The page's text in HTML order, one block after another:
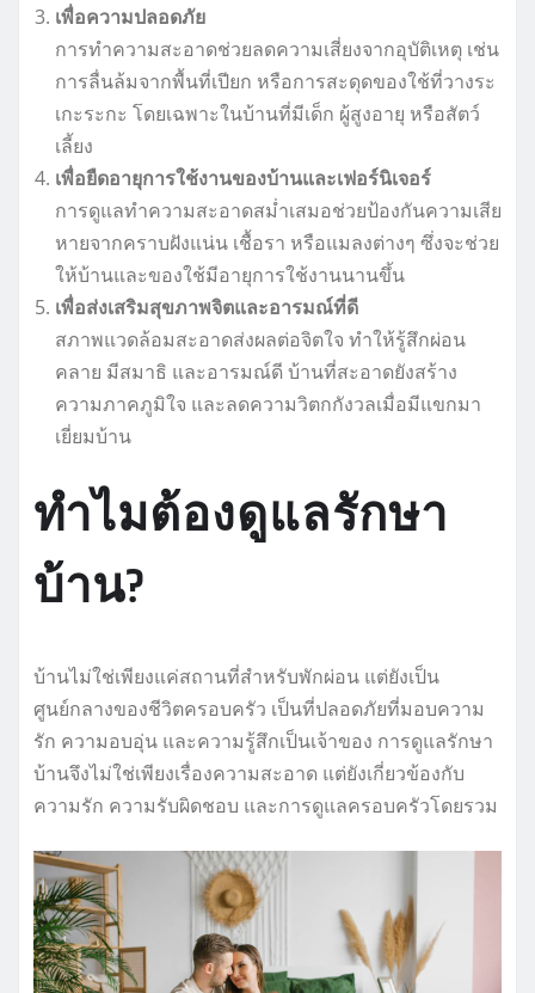
เพื่อความปลอดภัย
การทำความสะอาดช่วยลดความเสี่ยงจากอุบัติเหตุ เช่น
การลื่นล้มจากพื้นที่เปียก หรือการสะดุดของใช้ที่วางระ
เกะระกะ โดยเฉพาะในบ้านที่มีเด็ก ผู้สูงอายุ หรือสัตว์
เลี้ยง
เพื่อยืดอายุการใช้งานของบ้านและเฟอร์นิเจอร์
การดูแลทำความสะอาดสม่ำเสมอช่วยป้องกันความเสีย
หายจากคราบฝังแน่น เชื้อรา หรือแมลงต่างๆ ซึ่งจะช่วย
ให้บ้านและของใช้มีอายุการใช้งานนานขึ้น
เพื่อส่งเสริมสุขภาพจิตและอารมณ์ที่ดี
สภาพแวดล้อมสะอาดส่งผลต่อจิตใจ ทำให้รู้สึกผ่อน
คลาย มีสมาธิ และอารมณ์ดี บ้านที่สะอาดยังสร้าง
ความภาคภูมิใจ และลดความวิตกกังวลเมื่อมีแขกมา
เยี่ยมบ้าน
ทำไมต้องดูแลรักษา
บ้าน?
บ้านไม่ใช่เพียงแค่สถานที่สำหรับพักผ่อน แต่ยังเป็น
ศูนย์กลางของชีวิตครอบครัว เป็นที่ปลอดภัยที่มอบความ
รัก ความอบอุ่น และความรู้สึกเป็นเจ้าของ การดูแลรักษา
บ้านจึงไม่ใช่เพียงเรื่องความสะอาด แต่ยังเกี่ยวข้องกับ
ความรัก ความรับผิดชอบ และการดูแลครอบครัวโดยรวม